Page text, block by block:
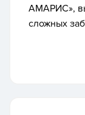
АМАРИС»,
сложных